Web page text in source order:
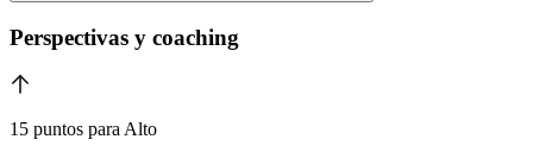
Perspectivas y coaching
15 puntos para Alto